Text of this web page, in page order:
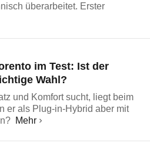
überarbeitet. Erster
im Test: Ist der
Wahl?
und Komfort sucht, liegt beim
er als Plug-in-Hybrid aber mit
Mehr